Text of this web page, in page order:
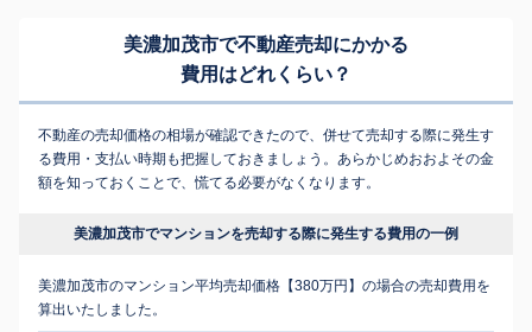
美濃加茂市で不動産売却にかかる
費用はどれくらい？
不動産の売却価格の相場が確認できたので、併せて売却する際に発生す
る費用・支払い時期も把握しておきましょう。あらかじめおおよその金
額を知っておくことで、慌てる必要がなくなります。
美濃加茂市でマンションを売却する際に発生する費用の一例
美濃加茂市のマンション平均売却価格【380万円】の場合の売却費用を
算出いたしました。